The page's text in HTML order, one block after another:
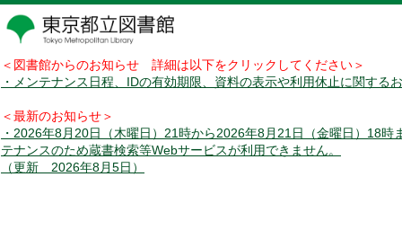
＜図書館からのお知らせ 詳細は以下をクリックしてください＞
・メンテナンス日程、IDの有効期限、資料の表示や利用休止に関する
＜最新のお知らせ＞
・2026年8月20日（木曜日）21時から2026年8月21日（金曜日）18時
テナンスのため蔵書検索等Webサービスが利用できません。
（更新 2026年8月5日）